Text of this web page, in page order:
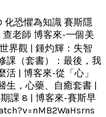
化恐懼為知識 賽斯隱
老師 博客來-一個美
界觀 | 鍾灼輝：失智
課（套書）：最後，我
| 博客來-從「心」
，心藥、自癒套書 |
課 8 | 博客來-賽斯早